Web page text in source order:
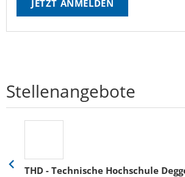
JETZT ANMELDEN
Stellenangebote
THD - Technische Hochschule
Eine